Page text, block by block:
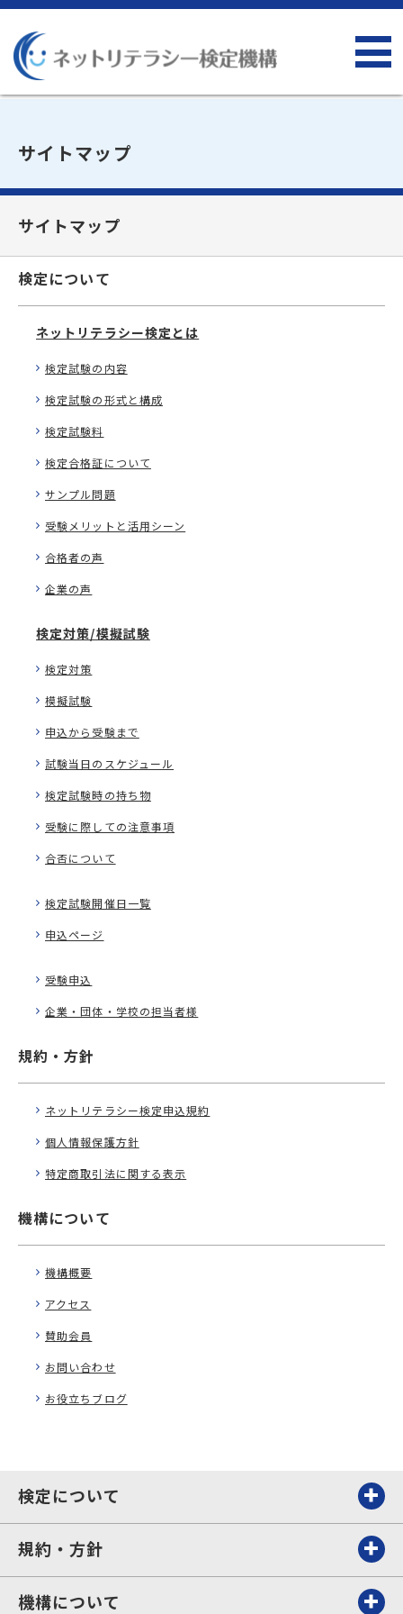
サイトマップ
サイトマップ
検定について
ネットリテラシー検定とは
検定試験の内容
検定試験の形式と構成
検定試験料
検定合格証について
サンプル問題
受験メリットと活用シーン
合格者の声
企業の声
検定対策/模擬試験
検定対策
模擬試験
申込から受験まで
試験当日のスケジュール
検定試験時の持ち物
受験に際しての注意事項
合否について
検定試験開催日一覧
申込ページ
受験申込
企業・団体・学校の担当者様
規約・方針
ネットリテラシー検定申込規約
個人情報保護方針
特定商取引法に関する表示
機構について
機構概要
アクセス
賛助会員
お問い合わせ
お役立ちブログ
検定について
規約・方針
機構について